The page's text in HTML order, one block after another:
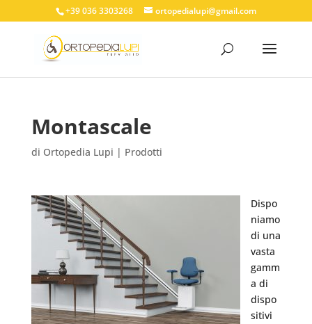
+39 036 3303268 ortopedialupi@gmail.com
Montascale
di Ortopedia Lupi | Prodotti
Dispo
niamo
di una
vasta
gamm
a di
dispo
sitivi